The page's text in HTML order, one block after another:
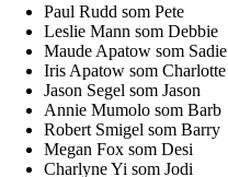
Paul Rudd som Pete
Leslie Mann som Debbie
Maude Apatow som Sadie
Iris Apatow som Charlotte
Jason Segel som Jason
Annie Mumolo som Barb
Robert Smigel som Barry
Megan Fox som Desi
Charlyne Yi som Jodi